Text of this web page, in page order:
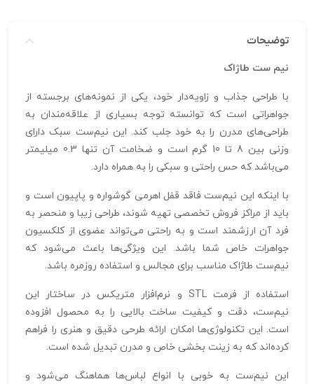
توضیحات
نیم ست طاژاک
با طراحی جذاب و زاویه‌دار خود، یکی از نمونه‌های برجسته از
جواهراتی است که توانسته توجه بسیاری از علاقه‌مندان به
طراحی‌های مدرن را به خود جلب کند. این نیم‌ست سبک دارای
وزنی بین 8 تا 10 گرم است و ضخامت آن تنها 0.3 میلیمتر
می‌باشد که حس راحتی و سبکی را به همراه دارد.
با اینکه این نیم‌ست فاقد قفل اهرمی گوشواره و پاپیون است و
باید از مراکز فروش تخصصی تهیه شوند، طراحی زیبا و منحصر به
فرد آن ارزشمند است و به راحتی می‌تواند عضوی از کلکسیون
جواهرات خاص شما باشد. این ویژگی‌ها باعث می‌شود که
نیم‌ست طاژاک مناسب برای مجالس و استفاده روزمره باشد.
استفاده از فرمت STL و نرم‌افزار متریکس در ساختار این
نیم‌ست، دقت و کیفیت ساخت بالایی را به محصول افزوده
است. این تکنولوژی‌ها امکان ارائه طرحی دقیق و هنری را فراهم
کرده‌اند که به زینت بخشی خاص و مدرن تبدیل شده است.
این نیم‌ست به خوبی با انواع لباس‌ها هماهنگ می‌شود و